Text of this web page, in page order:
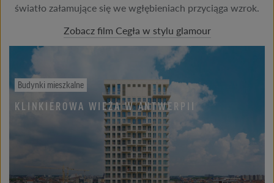
światło załamujące się we wgłębieniach przyciąga wzrok.
Zobacz film Cegła w stylu glamour
Budynki mieszkalne
KLINKIEROWA WIEŻA W ANTWERPII